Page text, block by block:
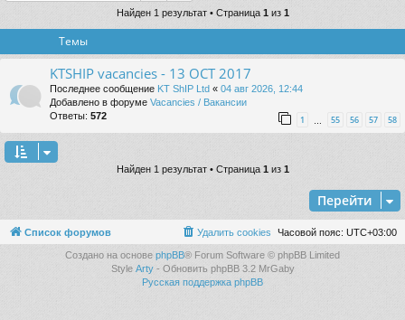
Найден 1 результат • Страница 1 из 1
Темы
KTSHIP vacancies - 13 OCT 2017
Последнее сообщение KT ShIP Ltd « 04 авг 2026, 12:44
Добавлено в форуме Vacancies / Вакансии
Ответы: 572 1 … 55 56 57 58
Найден 1 результат • Страница 1из 1
Перейти
Список форумов Часовой пояс: UTC+03:00
Удалить cookies
Создано на основе phpBB® Forum Software © phpBB Limited
Style Arty- Обновить phpBB 3.2 MrGaby
Русская поддержка phpBB